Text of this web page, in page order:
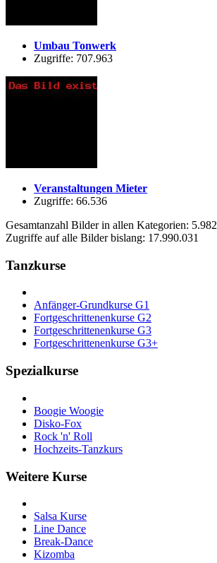
Umbau Tonwerk
Zugriffe: 707.963
Veranstaltungen Mieter
Zugriffe: 66.536
Gesamtanzahl Bilder in allen Kategorien: 5.982
Zugriffe auf alle Bilder bislang: 17.990.031
Tanzkurse
Anfänger-Grundkurse G1
Fortgeschrittenenkurse G2
Fortgeschrittenenkurse G3
Fortgeschrittenenkurse G3+
Spezialkurse
Boogie Woogie
Disko-Fox
Rock 'n' Roll
Hochzeits-Tanzkurs
Weitere Kurse
Salsa Kurse
Line Dance
Break-Dance
Kizomba